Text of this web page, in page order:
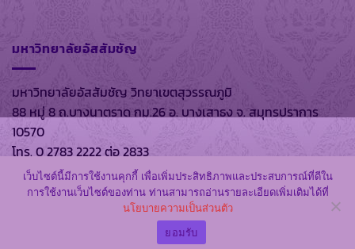
มหาวิทยาลัยอัสสัมชัญ
มหาวิทยาลัยอัสสัมชัญ วิทยาเขตสุวรรณภูมิ
88 หมู่ 8 ถ.บางนาตราด กม.26 อ. บางเสาธง จ. สมุทรปราการ
10570
โทร. 0 2783 2222 ต่อ 2833
สงวนลิขสิทธิ์ พ.ศ. 2569 ตาม พรบ.ลิขสิทธิ์ พ.ศ. 2537 โดย
และมหาวิทยาลัยอัสสัมชัญ
เว็บไซต์นี้มีการใช้งานคุกกี้ เพื่อเพิ่มประสิทธิภาพและประสบการณ์ที่ดีใน
การใช้งานเว็บไซต์ของท่าน ท่านสามารถอ่านรายละเอียดเพิ่มเติมได้ที่
นโยบายความเป็นส่วนตัว
ยอมรับ